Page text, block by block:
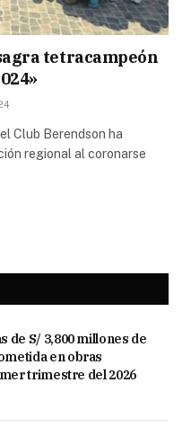
tetracampeón
Club Berendson ha
regional al coronarse
de S/ 3,800 millones de
en obras
trimestre del 2026